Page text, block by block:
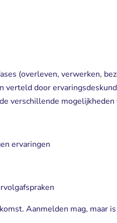
(overleven, verwerken,
verteld door
verschillende
ervaringen
Aanmelden mag, maar